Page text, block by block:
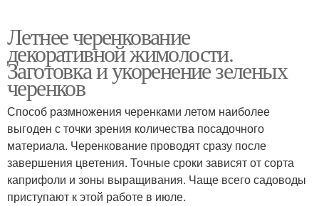
Летнее черенкование
декоративной жимолости.
Заготовка и укоренение зеленых
черенков
Способ размножения черенками летом наиболее
выгоден с точки зрения количества посадочного
материала. Черенкование проводят сразу после
завершения цветения. Точные сроки зависят от сорта
каприфоли и зоны выращивания. Чаще всего садоводы
приступают к этой работе в июле.